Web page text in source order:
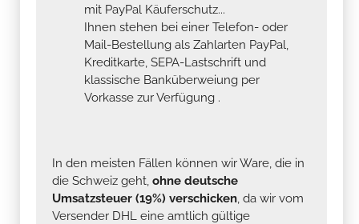
mit PayPal Käuferschutz...
Ihnen stehen bei einer Telefon- oder
Mail-Bestellung als Zahlarten PayPal,
Kreditkarte, SEPA-Lastschrift und
klassische Banküberweiung per
Vorkasse zur Verfügung .
In den meisten Fällen können wir Ware, die in
die Schweiz geht, ohne deutsche
Umsatzsteuer (19%) verschicken, da wir vom
Versender DHL eine amtlich gültige